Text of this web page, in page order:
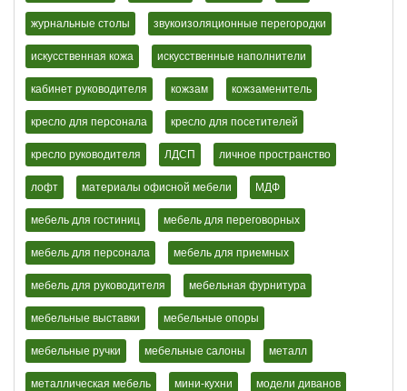
журнальные столы звукоизоляционные перегородки
искусственная кожа искусственные наполнители
кабинет руководителя кожзам кожзаменитель
кресло для персонала кресло для посетителей
кресло руководителя ЛДСП личное пространство
лофт материалы офисной мебели МДФ
мебель для гостиниц мебель для переговорных
мебель для персонала мебель для приемных
мебель для руководителя мебельная фурнитура
мебельные выставки мебельные опоры
мебельные ручки мебельные салоны металл
металлическая мебель мини-кухни модели диванов